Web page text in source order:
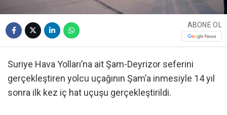
ABONE OL
Suriye Hava Yolları’na ait Şam-Deyrizor seferini
gerçekleştiren yolcu uçağının Şam’a inmesiyle 14 yıl
sonra ilk kez iç hat uçuşu gerçekleştirildi.